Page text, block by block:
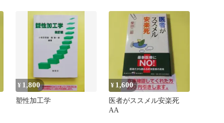
¥ 1,800
塑性加工学
¥ 1,600
医者がススメル安楽死
AA